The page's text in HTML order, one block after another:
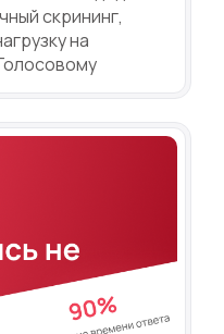
скрининг,
на